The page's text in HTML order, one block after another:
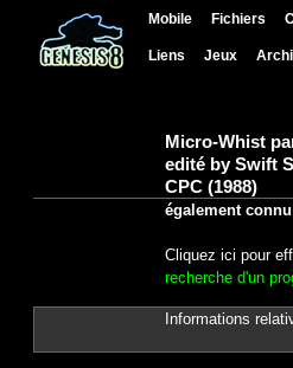
Mobile Fichiers
Liens Jeux
Micro-Whist
edité by Swift
CPC (1988)
également
Cliquez ici pour
recherche d'un
Informations